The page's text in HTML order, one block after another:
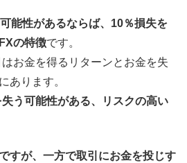
能性があるならば、10％損失を
の特徴です。
お金を得るリターンとお金を失
あります。
う可能性がある、リスクの高い
すが、一方で取引にお金を投じす